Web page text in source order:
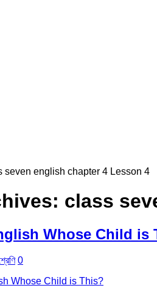
seven english chapter 4 Lesson 4
class
Whose Child is
0